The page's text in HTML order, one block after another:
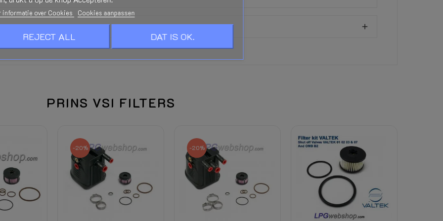
problemen
Bij het aansluiten van het product (Elektrisch, Gas of Koelvloeistof), vervalt het
Handleidingen en Documentatie - Zie het tabblad Bijlagen op deze pagina.
Zie onderaan deze pagina
Wordt berekend in de Checkout en is daar zichtbaar. (Is afhankelijk van het tota
algewicht, bestemming en kortingen.)
PRINS VSI FILTERS
-20% -20%
informatie over Cookies Cookies aanpassen
REJECT ALL DAT IS OK.